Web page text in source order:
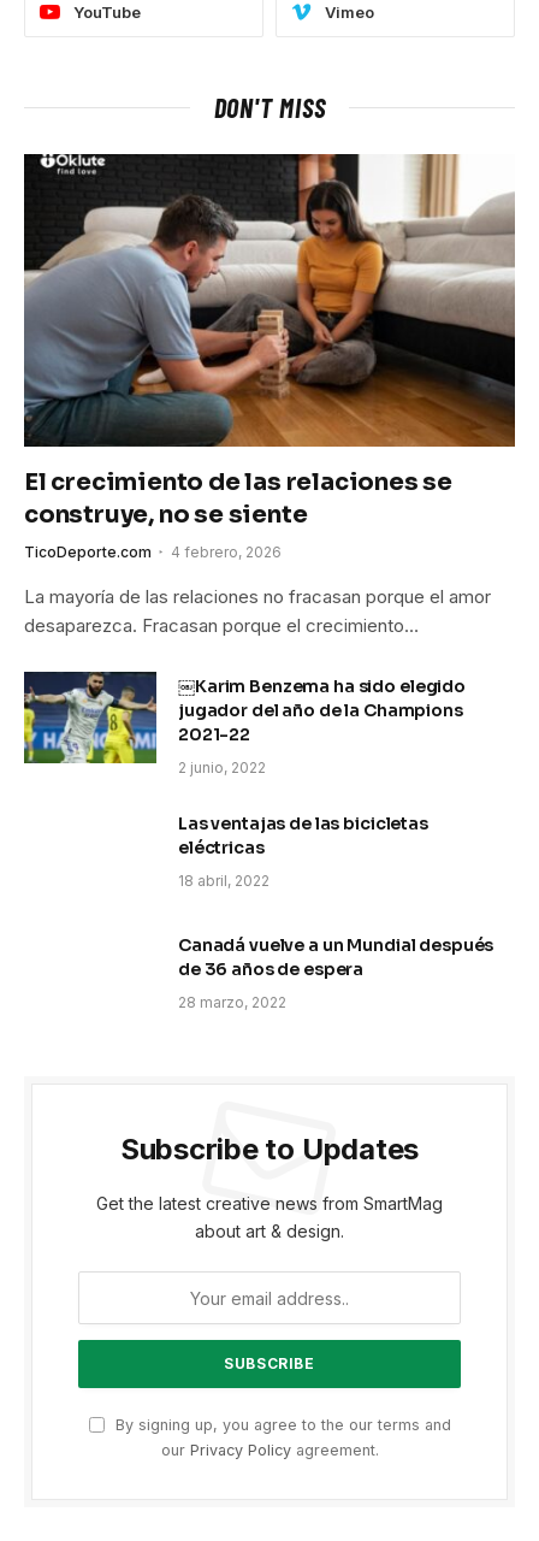
YouTube Vimeo
DON'T MISS
El crecimiento de las relaciones se
construye, no se siente
TicoDeporte.com 4 febrero, 2026
La mayoría de las relaciones no fracasan porque el amor
desaparezca. Fracasan porque el crecimiento…
￼Karim Benzema ha sido elegido
jugador del año de la Champions
2021-22
2 junio, 2022
Las ventajas de las bicicletas
eléctricas
18 abril, 2022
Canadá vuelve a un Mundial después
de 36 años de espera
28 marzo, 2022
Subscribe to Updates
Get the latest creative news from SmartMag
about art & design.
By signing up, you agree to the our terms and
our Privacy Policyagreement.